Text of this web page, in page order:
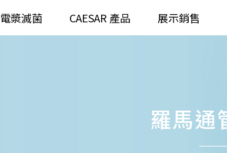
電漿滅菌 CAESAR 產品
⼿持蓮
浴缸
展示銷售
羅馬通